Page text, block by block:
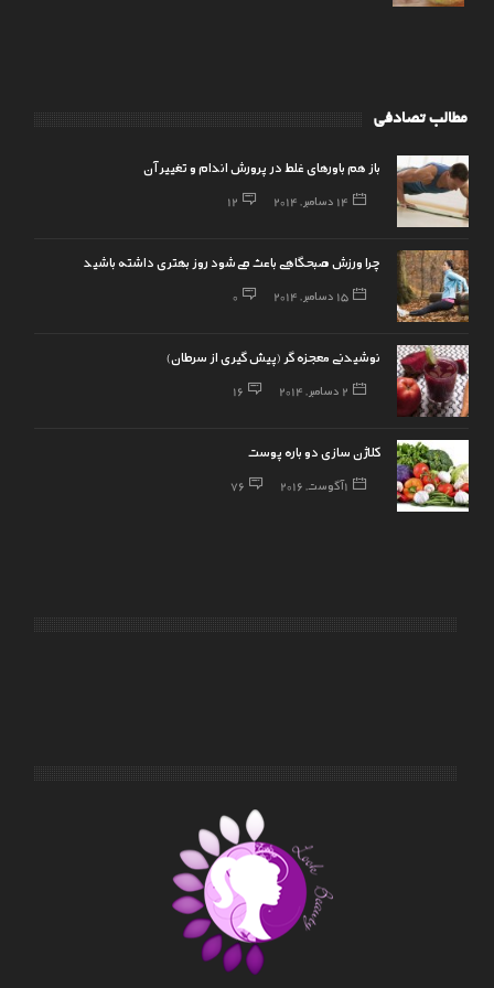
مطالب تصادفی
باز هم ﺑﺎﻭﺭﻫﺎﯼ ﻏﻠﻂ ﺩﺭ ﭘﺮﻭﺭﺵ ﺍﻧﺪﺍﻡ ﻭ ﺗﻐﯿﯿﺮ ﺁﻥ
14 دسامبر, 2014 12
چرا ورزش صبحگاهی باعث می‌شود روز بهتری داشته باشید
15 دسامبر, 2014 0
نوشیدنی معجزه گر (پیش گیری از سرطان)
2 دسامبر, 2014 16
کلاژن سازی دو باره پوست
1 آگوست, 2016 76